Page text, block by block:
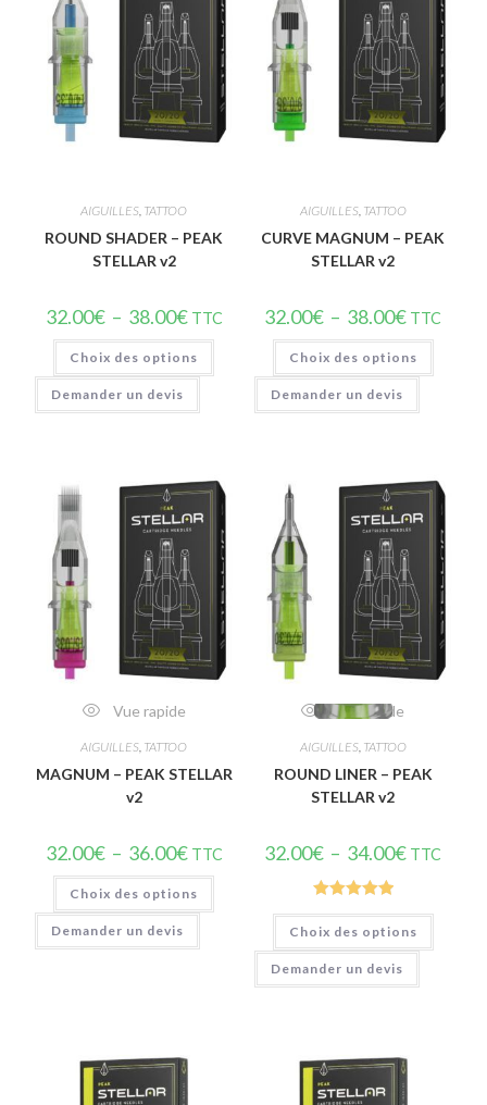
AIGUILLES TATTOO
ROUND SHADER – PEAK
STELLAR v2
32.00€ – 38.00€ TTC
Choix des options
Demander un devis
AIGUILLES, TATTOO
CURVE MAGNUM – PEAK
STELLAR v2
32.00€ – 38.00€ TTC
Choix des options
Demander un devis
Vue rapide
AIGUILLES, TATTOO
MAGNUM – PEAK STELLAR
v2
32.00€ – 36.00€ TTC
Choix des options
Demander un devis
Vue rapide
AIGUILLES, TATTOO
ROUND LINER – PEAK
STELLAR v2
32.00€ – 34.00€ TTC
Note5.00
sur 5
Choix des options
Demander un devis